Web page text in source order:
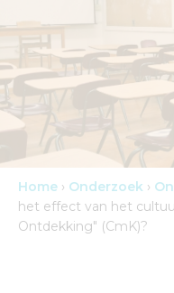
Home › Onderzoek ›
het effect van het
Ontdekking" (CmK)?